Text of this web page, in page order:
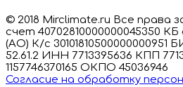
© 2018 Mirclimate.ru Все права
счет 40702810000000045350
(АО) К/с 30101810500000000951
52.61.2 ИНН 7713395636 КПП
1157746370165 ОКПО 45036946
Согласие на обработку